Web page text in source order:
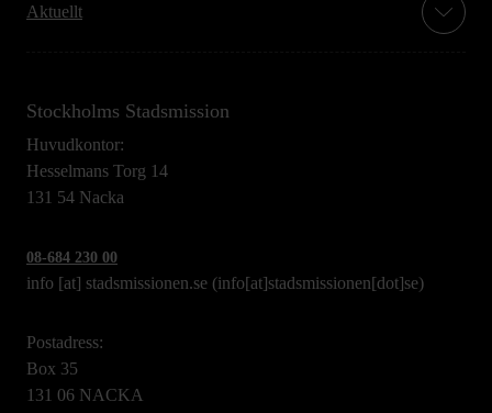
Aktuellt
Stockholms Stadsmission
Huvudkontor:
Hesselmans Torg 14
131 54 Nacka
08-684 230 00
info [at] stadsmissionen.se (info[at]stadsmissionen[dot]se)
Postadress:
Box 35
131 06 NACKA